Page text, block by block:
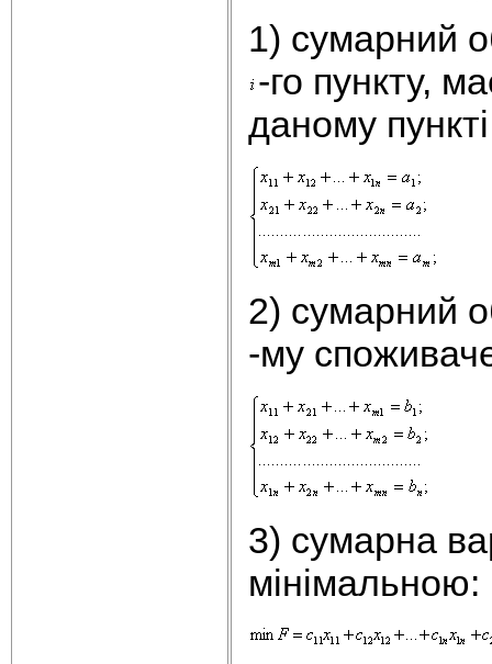
1) сумарний
-го пункту,
даному
2) сумарний
-му
3) сумарна
мінімальною: